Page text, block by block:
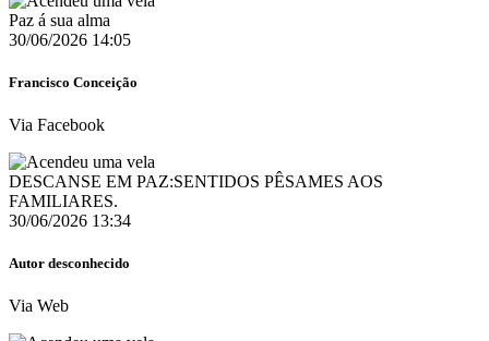
Paz á sua alma
30/06/2026 14:05
Francisco Conceição
Via Facebook
DESCANSE EM PAZ:SENTIDOS PÊSAMES AOS
FAMILIARES.
30/06/2026 13:34
Autor desconhecido
Via Web